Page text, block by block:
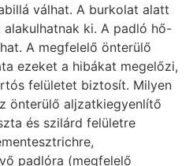
válhat. A burkolat alatt
ki. A padló hő-
A megfelelő önterülő
ezeket a hibákat megelőzi,
felületet biztosít. Milyen
önterülő aljzatkiegyenlítő
és szilárd felületre
padlóra (megfelelő